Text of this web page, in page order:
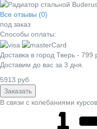
Все отзывы (0)
под заказ
Способы оплаты:
Доставка в город Тверь - 799
Доставим до вас за 3 дня.
5913 руб.
Заказать
В связи с колебаниями